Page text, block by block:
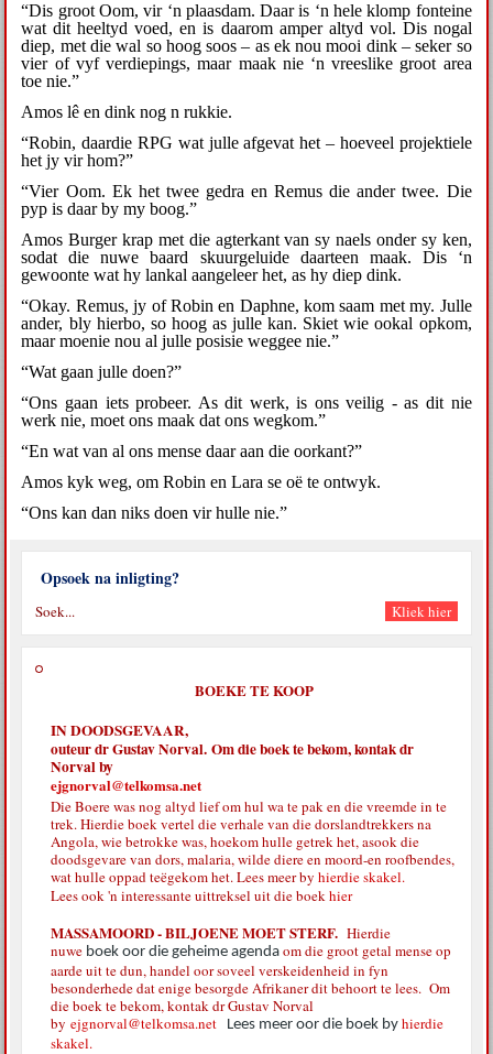
“Dis groot Oom, vir ‘n plaasdam. Daar is ‘n hele klomp fonteine
wat dit heeltyd voed, en is daarom amper altyd vol. Dis nogal
diep, met die wal so hoog soos – as ek nou mooi dink – seker so
vier of vyf verdiepings, maar maak nie ‘n vreeslike groot area
toe nie.”
Amos lê en dink nog n rukkie.
“Robin, daardie RPG wat julle afgevat het – hoeveel projektiele
het jy vir hom?”
“Vier Oom. Ek het twee gedra en Remus die ander twee. Die
pyp is daar by my boog.”
Amos Burger krap met die agterkant van sy naels onder sy ken,
sodat die nuwe baard skuurgeluide daarteen maak. Dis ‘n
gewoonte wat hy lankal aangeleer het, as hy diep dink.
“Okay. Remus, jy of Robin en Daphne, kom saam met my. Julle
ander, bly hierbo, so hoog as julle kan. Skiet wie ookal opkom,
maar moenie nou al julle posisie weggee nie.”
“Wat gaan julle doen?”
“Ons gaan iets probeer. As dit werk, is ons veilig - as dit nie
werk nie, moet ons maak dat ons wegkom.”
“En wat van al ons mense daar aan die oorkant?”
Amos kyk weg, om Robin en Lara se oë te ontwyk.
“Ons kan dan niks doen vir hulle nie.”
Opsoek na inligting?
BOEKE TE KOOP
IN DOODSGEVAAR,
outeur dr Gustav Norval. Om die boek te bekom, kontak dr
Norval by
ejgnorval@telkomsa.net
Die Boere was nog altyd lief om hul wa te pak en die vreemde in te
trek. Hierdie boek vertel die verhale van die dorslandtrekkers na
Angola, wie betrokke was, hoekom hulle getrek het, asook die
doodsgevare van dors, malaria, wilde diere en moord-en roofbendes,
wat hulle oppad teëgekom het. Lees meer byhierdie skakel.
Lees ook 'n interessante uittreksel uit die boekhier
MASSAMOORD - BILJOENE MOET STERF.Hierdie
nuwe boek oor die geheime agenda om die groot getal mense op
aarde uit te dun, handel oor soveel verskeidenheid in fyn
besonderhede dat enige besorgde Afrikaner dit behoort te lees. Om
die boek te bekom, kontak dr Gustav Norval
byejgnorval@telkomsa.net Lees meer oor die boek byhierdie
skakel.